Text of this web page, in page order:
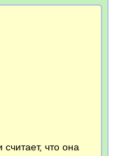
что она